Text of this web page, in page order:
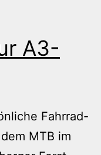
A3-
Fahrrad-
MTB im